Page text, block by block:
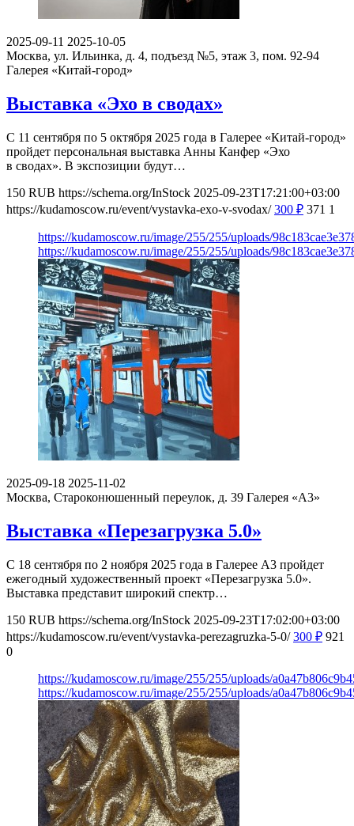
2025-09-11 2025-10-05
Москва, ул. Ильинка, д. 4, подъезд №5, этаж 3, пом. 92-94
Галерея «Китай-город»
Выставка «Эхо в сводах»
С 11 сентября по 5 октября 2025 года в Галерее «Китай-город»
пройдет персональная выставка Анны Канфер «Эхо
в сводах». В экспозиции будут…
150 RUB https://schema.org/InStock 2025-09-23T17:21:00+03:00
https://kudamoscow.ru/event/vystavka-exo-v-svodax/ 300 ₽ 371 1
https://kudamoscow.ru/image/255/255/uploads/
https://kudamoscow.ru/image/255/255/uploads/
2025-09-18 2025-11-02
Москва, Староконюшенный переулок, д. 39 Галерея «А3»
Выставка «Перезагрузка 5.0»
С 18 сентября по 2 ноября 2025 года в Галерее А3 пройдет
ежегодный художественный проект «Перезагрузка 5.0».
Выставка представит широкий спектр…
150 RUB https://schema.org/InStock 2025-09-23T17:02:00+03:00
https://kudamoscow.ru/event/vystavka-perezagruzka-5-0/ 300 ₽ 921
0
https://kudamoscow.ru/image/255/255/uploads/
https://kudamoscow.ru/image/255/255/uploads/